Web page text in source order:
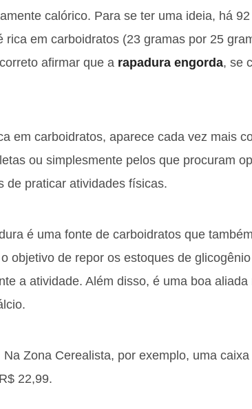
calórico. Para se ter uma ideia, há
rica em carboidratos (23 gramas por 25
afirmar que a rapadura engorda, se
em carboidratos, aparece cada vez mais
ou simplesmente pelos que procuram
de praticar atividades físicas.
é uma fonte de carboidratos que
objetivo de repor os estoques de
a atividade. Além disso, é uma boa
Zona Cerealista, por exemplo, uma
22,99.